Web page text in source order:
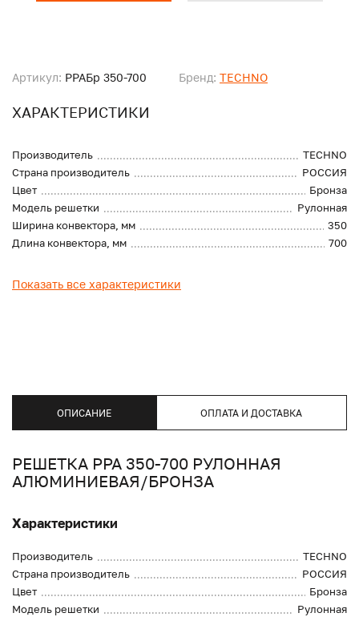
Артикул: PPAБр 350-700 Бренд: TECHNO
ХАРАКТЕРИСТИКИ
Производитель
TECHNO
Страна производитель
РОССИЯ
Цвет
Бронза
Модель решетки
Рулонная
Ширина конвектора, мм
350
Длина конвектора, мм
700
Показать все характеристики
ОПИСАНИЕ ОПЛАТА И ДОСТАВКА
РЕШЕТКА PPA 350-700 РУЛОННАЯ
АЛЮМИНИЕВАЯ/БРОНЗА
Характеристики
Производитель
TECHNO
Страна производитель
РОССИЯ
Цвет
Бронза
Модель решетки
Рулонная